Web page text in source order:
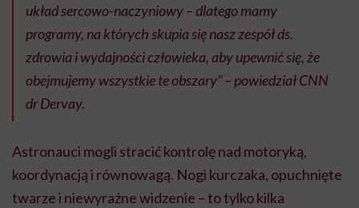
układ sercowo-naczyniowy – dlatego mamy
programy, na których skupia się nasz zespół ds.
zdrowia i wydajności człowieka, aby upewnić się, że
obejmujemy wszystkie te obszary” – powiedział CNN
dr Dervay.
Astronauci mogli stracić kontrolę nad motoryką,
koordynacją i równowagą. Nogi kurczaka, opuchnięte
twarze i niewyraźne widzenie – to tylko kilka